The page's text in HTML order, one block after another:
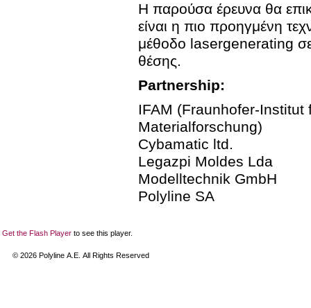
Η παρούσα έρευνα θα
είναι η πιο προηγμένη
μέθοδο lasergenerating σε
θέσης.
Partnership:
IFAM (Fraunhofer-
Materialforschung)
Cybamatic ltd.
Legazpi Moldes Lda
Modelltechnik GmbH
Polyline SA
Get the Flash Player to see this player.
© 2026 Polyline Α.Ε. All Rights Reserved